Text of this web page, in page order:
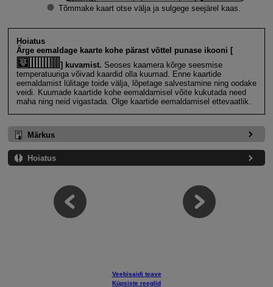
Tõmmake kaart otse välja ja sulgege seejärel kaas.
Hoiatus
Ärge eemaldage kaarte kohe pärast võttel punase ikooni [
] kuvamist. Seoses kaamera kõrge seesmise
temperatuuriga võivad kaardid olla kuumad. Enne kaartide
eemaldamist lülitage toide välja, lõpetage salvestamine ning oodake
veidi. Kuumade kaartide kohe eemaldamisel võite kukutada need
maha ning neid vigastada. Olge kaartide eemaldamisel ettevaatlik.
Märkus
Hoiatus
Veebisaidi teave
Küpsiste reeglid